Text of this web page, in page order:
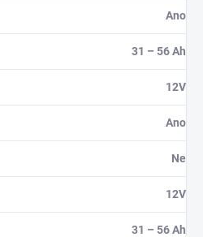
Ano
31 – 56 Ah
12V
Ano
Ne
12V
31 – 56 Ah